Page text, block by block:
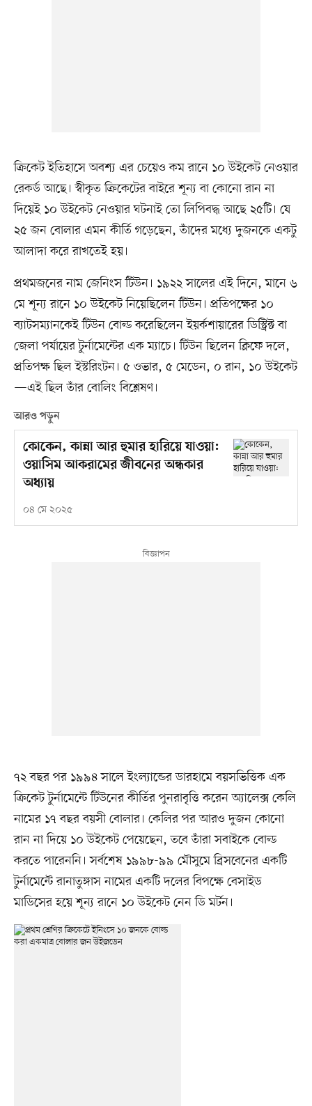
ক্রিকেট ইতিহাসে অবশ্য এর চেয়েও কম রানে ১০ উইকেট নেওয়ার
রেকর্ড আছে। স্বীকৃত ক্রিকেটের বাইরে শূন্য বা কোনো রান না
দিয়েই ১০ উইকেট নেওয়ার ঘটনাই তো লিপিবদ্ধ আছে ২৫টি। যে
২৫ জন বোলার এমন কীর্তি গড়েছেন, তাঁদের মধ্যে দুজনকে একটু
আলাদা করে রাখতেই হয়।
প্রথমজনের নাম জেনিংস টিউন। ১৯২২ সালের এই দিনে, মানে ৬
মে শূন্য রানে ১০ উইকেট নিয়েছিলেন টিউন। প্রতিপক্ষের ১০
ব্যাটসম্যানকেই টিউন বোল্ড করেছিলেন ইয়র্কশায়ারের ডিস্ট্রিক্ট বা
জেলা পর্যায়ের টুর্নামেন্টের এক ম্যাচে। টিউন ছিলেন ক্লিফে দলে,
প্রতিপক্ষ ছিল ইস্টরিংটন। ৫ ওভার, ৫ মেডেন, ০ রান, ১০ উইকেট
—এই ছিল তাঁর বোলিং বিশ্লেষণ।
আরও পড়ুন
কোকেন, কান্না আর হুমার হারিয়ে যাওয়া:
ওয়াসিম আকরামের জীবনের অন্ধকার
অধ্যায়
০৪ মে ২০২৫
৭২ বছর পর ১৯৯৪ সালে ইংল্যান্ডের ডারহামে বয়সভিত্তিক এক
ক্রিকেট টুর্নামেন্টে টিউনের কীর্তির পুনরাবৃত্তি করেন অ্যালেক্স কেলি
নামের ১৭ বছর বয়সী বোলার। কেলির পর আরও দুজন কোনো
রান না দিয়ে ১০ উইকেট পেয়েছেন, তবে তাঁরা সবাইকে বোল্ড
করতে পারেননি। সর্বশেষ ১৯৯৮-৯৯ মৌসুমে ব্রিসবেনের একটি
টুর্নামেন্টে রানাতুঙ্গাস নামের একটি দলের বিপক্ষে বেসাইড
মাডিসের হয়ে শূন্য রানে ১০ উইকেট নেন ডি মর্টন।